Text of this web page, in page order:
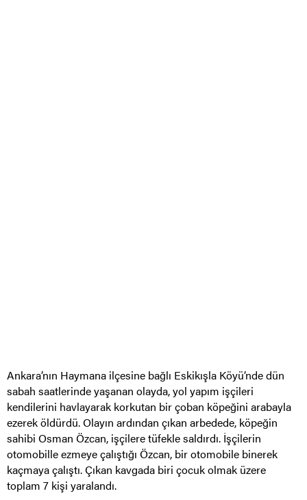
Ankara’nın Haymana ilçesine bağlı Eskikışla Köyü’nde dün
sabah saatlerinde yaşanan olayda, yol yapım işçileri
kendilerini havlayarak korkutan bir çoban köpeğini arabayla
ezerek öldürdü. Olayın ardından çıkan arbedede, köpeğin
sahibi Osman Özcan, işçilere tüfekle saldırdı. İşçilerin
otomobille ezmeye çalıştığı Özcan, bir otomobile binerek
kaçmaya çalıştı. Çıkan kavgada biri çocuk olmak üzere
toplam 7 kişi yaralandı.